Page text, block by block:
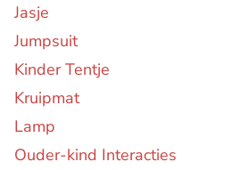
Jasje
Jumpsuit
Kinder Tentje
Kruipmat
Lamp
Ouder-kind Interacties